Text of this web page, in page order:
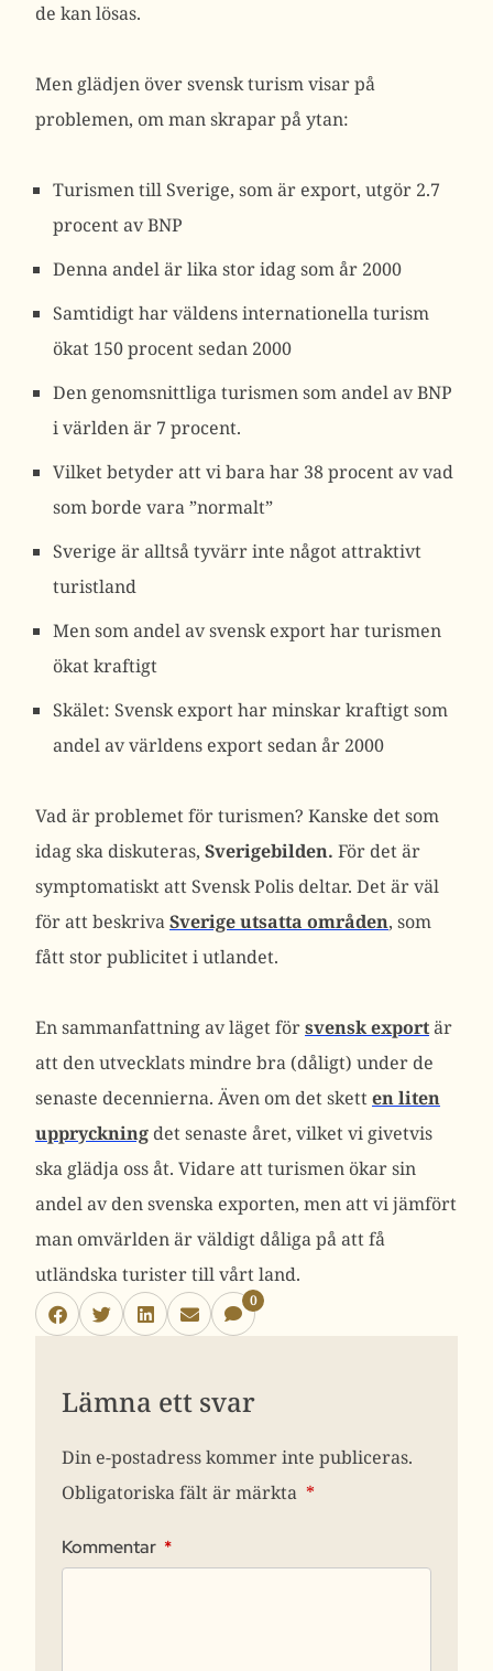
de kan lösas.
Men glädjen över svensk turism visar på
problemen, om man skrapar på ytan:
Turismen till Sverige, som är export, utgör 2.7
procent av BNP
Denna andel är lika stor idag som år 2000
Samtidigt har väldens internationella turism
ökat 150 procent sedan 2000
Den genomsnittliga turismen som andel av BNP
i världen är 7 procent.
Vilket betyder att vi bara har 38 procent av vad
som borde vara ”normalt”
Sverige är alltså tyvärr inte något attraktivt
turistland
Men som andel av svensk export har turismen
ökat kraftigt
Skälet: Svensk export har minskar kraftigt som
andel av världens export sedan år 2000
Vad är problemet för turismen? Kanske det som
idag ska diskuteras, Sverigebilden. För det är
symptomatiskt att Svensk Polis deltar. Det är väl
för att beskrivaSverige utsatta områden, som
fått stor publicitet i utlandet.
En sammanfattning av läget försvensk exportär
att den utvecklats mindre bra (dåligt) under de
senaste decennierna. Även om det sketten liten
uppryckning det senaste året, vilket vi givetvis
ska glädja oss åt. Vidare att turismen ökar sin
andel av den svenska exporten, men att vi jämfört
man omvärlden är väldigt dåliga på att få
utländska turister till vårt land.
0
Lämna ett svar
Din e-postadress kommer inte publiceras.
Obligatoriska fält är märkta *
Kommentar *